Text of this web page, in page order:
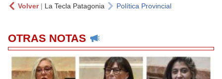
Volver| La Tecla Patagonia Política Provincial
OTRAS NOTAS